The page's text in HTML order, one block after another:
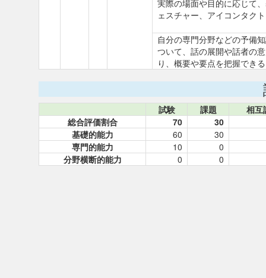
実際の場面や目的に応じて
ェスチャー、アイコンタク
自分の専門分野などの予備
ついて、話の展開や話者の
り、概要や要点を把握でき
試験 課題
相互
総合評価割合
70
30
基礎的能力
60
30
専門的能力
10
0
分野横断的能力
0 0